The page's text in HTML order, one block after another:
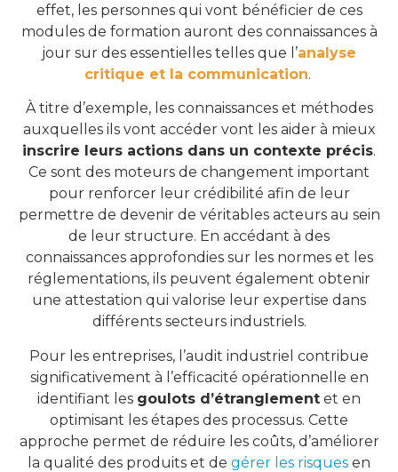
effet, les personnes qui vont bénéficier de ces
modules de formation auront des connaissances à
jour sur des essentielles telles que l’analyse
critique et la communication.
À titre d’exemple, les connaissances et méthodes
auxquelles ils vont accéder vont les aider à mieux
inscrire leurs actions dans un contexte précis.
Ce sont des moteurs de changement important
pour renforcer leur crédibilité afin de leur
permettre de devenir de véritables acteurs au sein
de leur structure. En accédant à des
connaissances approfondies sur les normes et les
réglementations, ils peuvent également obtenir
une attestation qui valorise leur expertise dans
différents secteurs industriels.
Pour les entreprises, l’audit industriel contribue
significativement à l’efficacité opérationnelle en
identifiant les goulots d’étranglement et en
optimisant les étapes des processus. Cette
approche permet de réduire les coûts, d’améliorer
la qualité des produits et de gérer les risques en